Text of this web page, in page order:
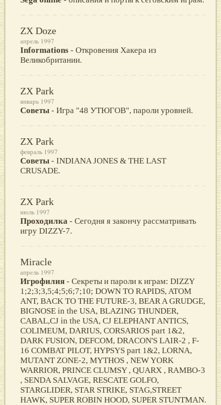
ZX Doze
апрель 1997
Informations - Откровения Хакера из
Великобритании.
ZX Park
январь 1997
Советы - Игра "48 УТЮГОВ", пароли уровней.
ZX Park
февраль 1997
Советы - INDIANA JONES & THE LAST
CRUSADE.
ZX Park
июль 1997
Проходилка - Сегодня я закончу рассматривать
игру DIZZY-7.
Miracle
апрель 1997
Игрофилия - Секреты и пароли к играм: DIZZY
1;2;3;3,5;4;5;6;7;10; DOWN TO RAPIDS, ATOM
ANT, BACK TO THE FUTURE-3, BEAR A GRUDGE,
BIGNOSE in the USA, BLAZING THUNDER,
CABAL,CJ in the USA, CJ ELEPHANT ANTICS,
COLIMEUM, DARIUS, CORSARIOS part 1&2,
DARK FUSION, DEFCOM, DRACON'S LAIR-2 , F-
16 COMBAT PILOT, HYPSYS part 1&2, LORNA,
MUTANT ZONE-2, MYTHOS , NEW YORK
WARRIOR, PRINCE CLUMSY , QUARX , RAMBO-3
, SENDA SALVAGE, RESCATE GOLFO,
STARGLIDER, STAR STRIKE, STAG,STREET
HAWK, SUPER ROBIN HOOD, SUPER STUNTMAN.